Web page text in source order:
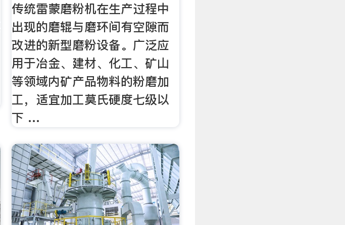
传统雷蒙磨粉机在生产过程中
出现的磨辊与磨环间有空隙而
改进的新型磨粉设备。广泛应
用于冶金、建材、化工、矿山
等领域内矿产品物料的粉磨加
工，适宜加工莫氏硬度七级以
下 …